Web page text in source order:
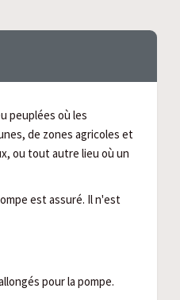
peuplées où les
de zones agricoles et
ou tout autre lieu où un
est assuré. Il n'est
pour la pompe.